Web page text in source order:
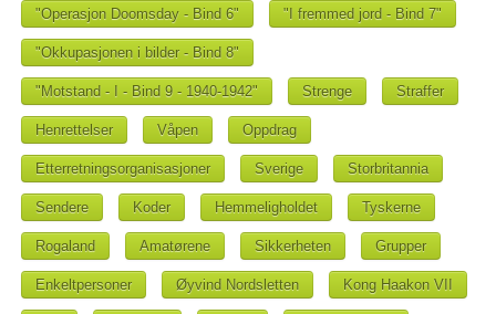
"Operasjon Doomsday - Bind 6" "I fremmed jord - Bind 7"
"Okkupasjonen i bilder - Bind 8"
"Motstand - I - Bind 9 - 1940-1942" Strenge Straffer
Henrettelser Våpen Oppdrag
Etterretningsorganisasjoner Sverige Storbritannia
Sendere Koder Hemmeligholdet Tyskerne
Rogaland Amatørene Sikkerheten Grupper
Enkeltpersoner Øyvind Nordsletten Kong Haakon VII